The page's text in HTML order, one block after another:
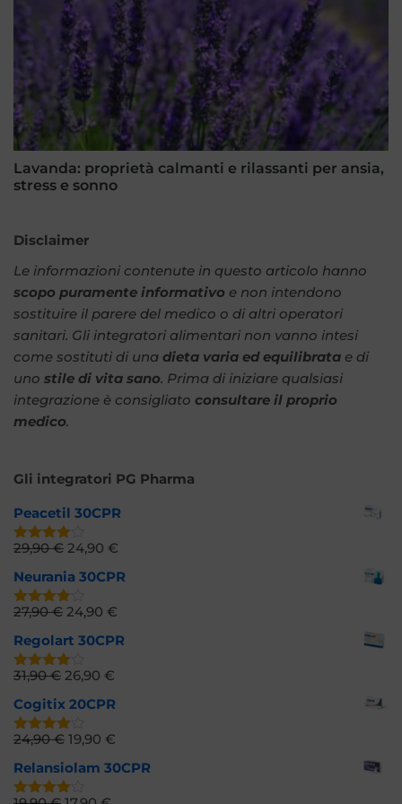
Lavanda: proprietà calmanti e rilassanti per ansia,
stress e sonno
Disclaimer
Le informazioni contenute in questo articolo hanno
scopo puramente informativo e non intendono
sostituire il parere del medico o di altri operatori
sanitari. Gli integratori alimentari non vanno intesi
come sostituti di una dieta varia ed equilibrata e di
uno stile di vita sano. Prima di iniziare qualsiasi
integrazione è consigliato consultare il proprio
medico.
Gli integratori PG Pharma
Peacetil 30CPR
Valutato
5
29,90€ 24,90 €
Neurania 30CPR
Valutato
27,90€ 24,90 €
Regolart 30CPR
Valutato
5
31,90€ 26,90 €
Cogitix 20CPR
Valutato
5
24,90€ 19,90 €
Relansiolam 30CPR